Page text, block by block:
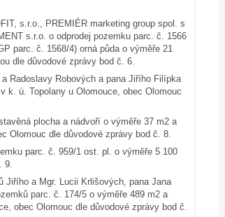
s.r.o., PREMIÉR marketing group spol. s
s.r.o. o odprodej pozemku parc. č. 1566
parc. č. 1568/4) orná půda o výměře 21
dle důvodové zprávy bod č. 6.
Radoslavy Robových a pana Jiřího Filípka
k. ú. Topolany u Olomouce, obec Olomouc
plocha a nádvoří o výměře 37 m2 a
Olomouc dle důvodové zprávy bod č. 8.
parc. č. 959/1 ost. pl. o výměře 5 100
9.
Jiřího a Mgr. Lucii Krlišových, pana Jana
parc. č. 174/5 o výměře 489 m2 a
obec Olomouc dle důvodové zprávy bod č.